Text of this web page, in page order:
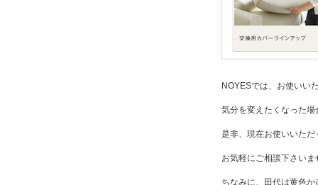
NOYESでは、お使いい
気分を変えたくなった場
是非、現在お使いいた
お気軽にご相談下さいま
ちなみに、田代は黄色